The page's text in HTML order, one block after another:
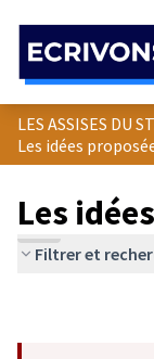
LES ASSISES DU
Les idées
Les
Filtrer et